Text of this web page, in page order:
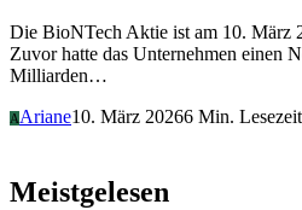
Die BioNTech Aktie ist am 10. März
Zuvor hatte das Unternehmen einen
Milliarden…
AAriane10. März 20266 Min. Lesezeit
Meistgelesen